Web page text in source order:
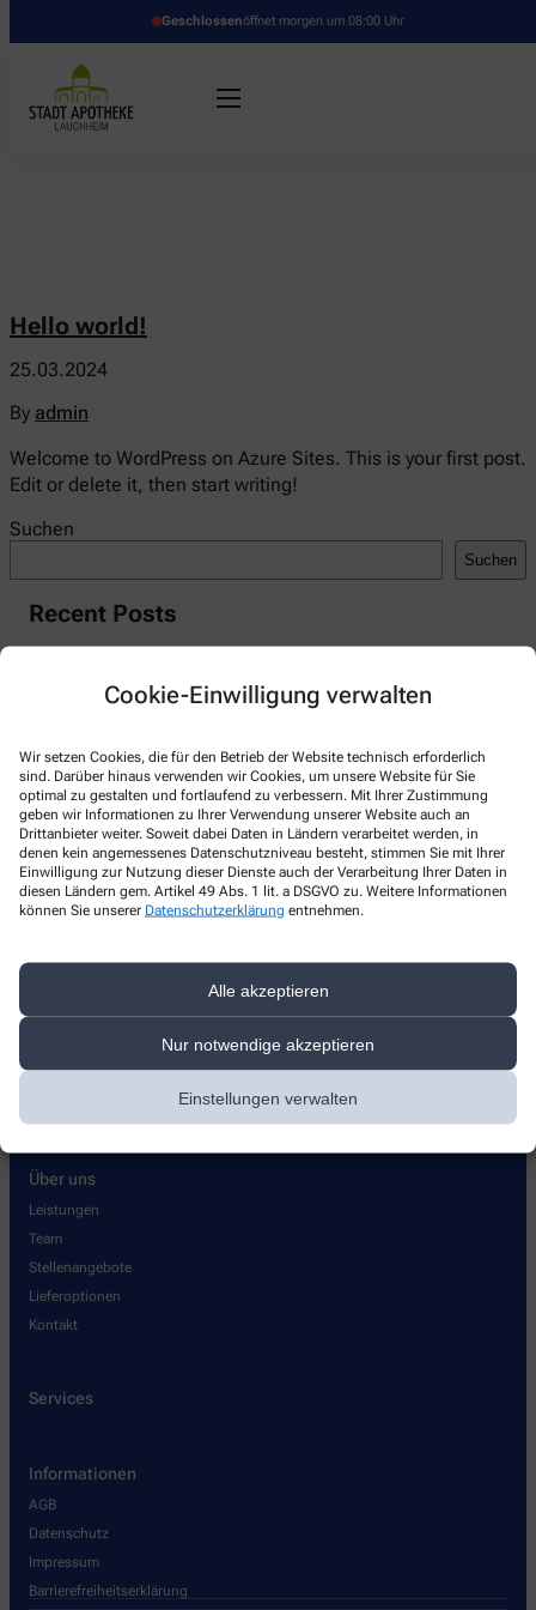
Cookie-Einwilligung verwalten
Wir setzen Cookies, die für den Betrieb der Website technisch erforderlich
sind. Darüber hinaus verwenden wir Cookies, um unsere Website für Sie
optimal zu gestalten und fortlaufend zu verbessern. Mit Ihrer Zustimmung
geben wir Informationen zu Ihrer Verwendung unserer Website auch an
Drittanbieter weiter. Soweit dabei Daten in Ländern verarbeitet werden, in
denen kein angemessenes Datenschutzniveau besteht, stimmen Sie mit Ihrer
Einwilligung zur Nutzung dieser Dienste auch der Verarbeitung Ihrer Daten in
diesen Ländern gem. Artikel 49 Abs. 1 lit. a DSGVO zu. Weitere Informationen
können Sie unserer Datenschutzerklärung entnehmen.
Alle akzeptieren
Nur notwendige akzeptieren
Einstellungen verwalten
Geschlossenöffnet morgen um 08:00 Uhr
Hello world!
25.03.2024
By admin
Welcome to WordPress on Azure Sites. This is your first post.
Edit or delete it, then start writing!
Suchen
Suchen
Recent Posts
Recent Comments
A WordPress Commenter zuHello world!
Kontakt
Stadt Apotheke
Hauptstraße 49,73466 Lauchheim
info@stadtapotheke-lauchheim.de
Über uns
Leistungen
Team
Stellenangebote
Lieferoptionen
Kontakt
Services
Informationen
AGB
Datenschutz
Impressum
Barrierefreiheitserklärung